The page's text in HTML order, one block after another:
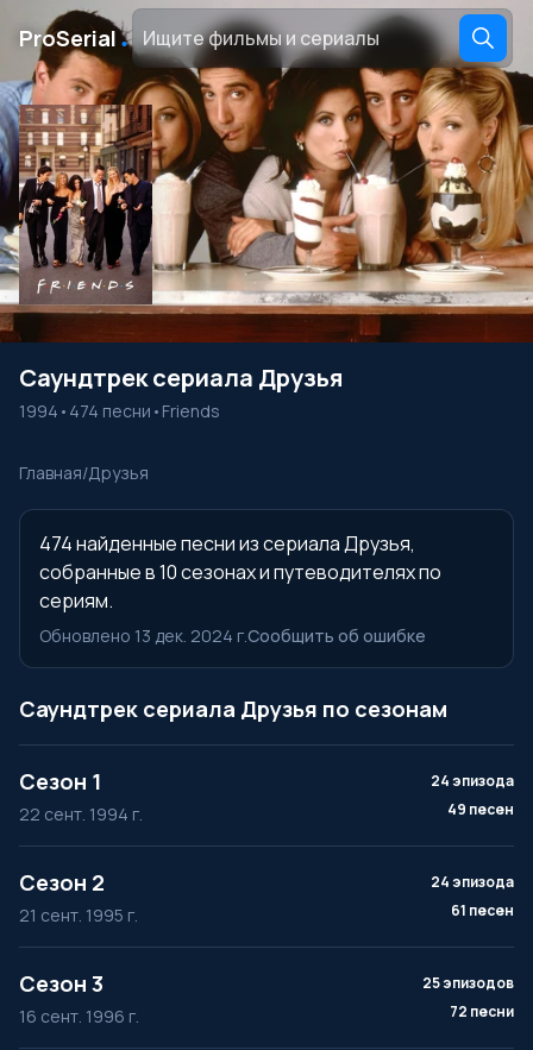
ProSerial․
Саундтрек сериала Друзья
1994 • 474 песни • Friends
Главная/Друзья
474 найденные песни из сериала Друзья,
собранные в 10 сезонах и путеводителях по
сериям.
Обновлено 13 дек. 2024 г.Сообщить об ошибке
Саундтрек сериала Друзья по сезонам
Сезон 1
22 сент. 1994 г.
24 эпизода
49 песен
Сезон 2
21 сент. 1995 г.
24 эпизода
61 песен
Сезон 3
16 сент. 1996 г.
25 эпизодов
72 песни